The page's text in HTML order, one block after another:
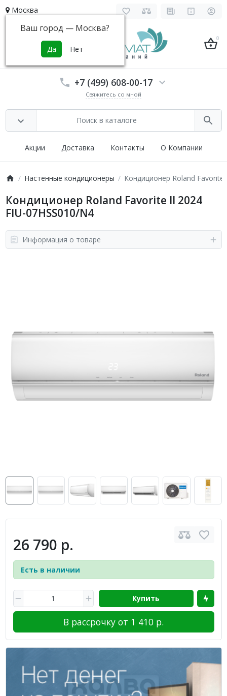
Москва
Ваш город — Москва?
0
+7 (499) 608-00-17
Свяжитесь со мной
Акции Доставка Контакты О Компании
Настенные кондиционеры Кондиционер Roland Favorite
Кондиционер Roland Favorite II 2024
FIU-07HSS010/N4
Информация о товаре
26 790 р.
Есть в наличии
Купить
В рассрочку от 1 410 р.